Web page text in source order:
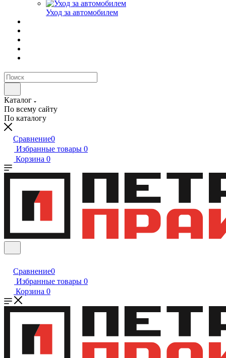
Уход за автомобилем
Каталог
По всему сайту
По каталогу
Сравнение0
Избранные товары 0
Корзина 0
Сравнение0
Избранные товары 0
Корзина 0